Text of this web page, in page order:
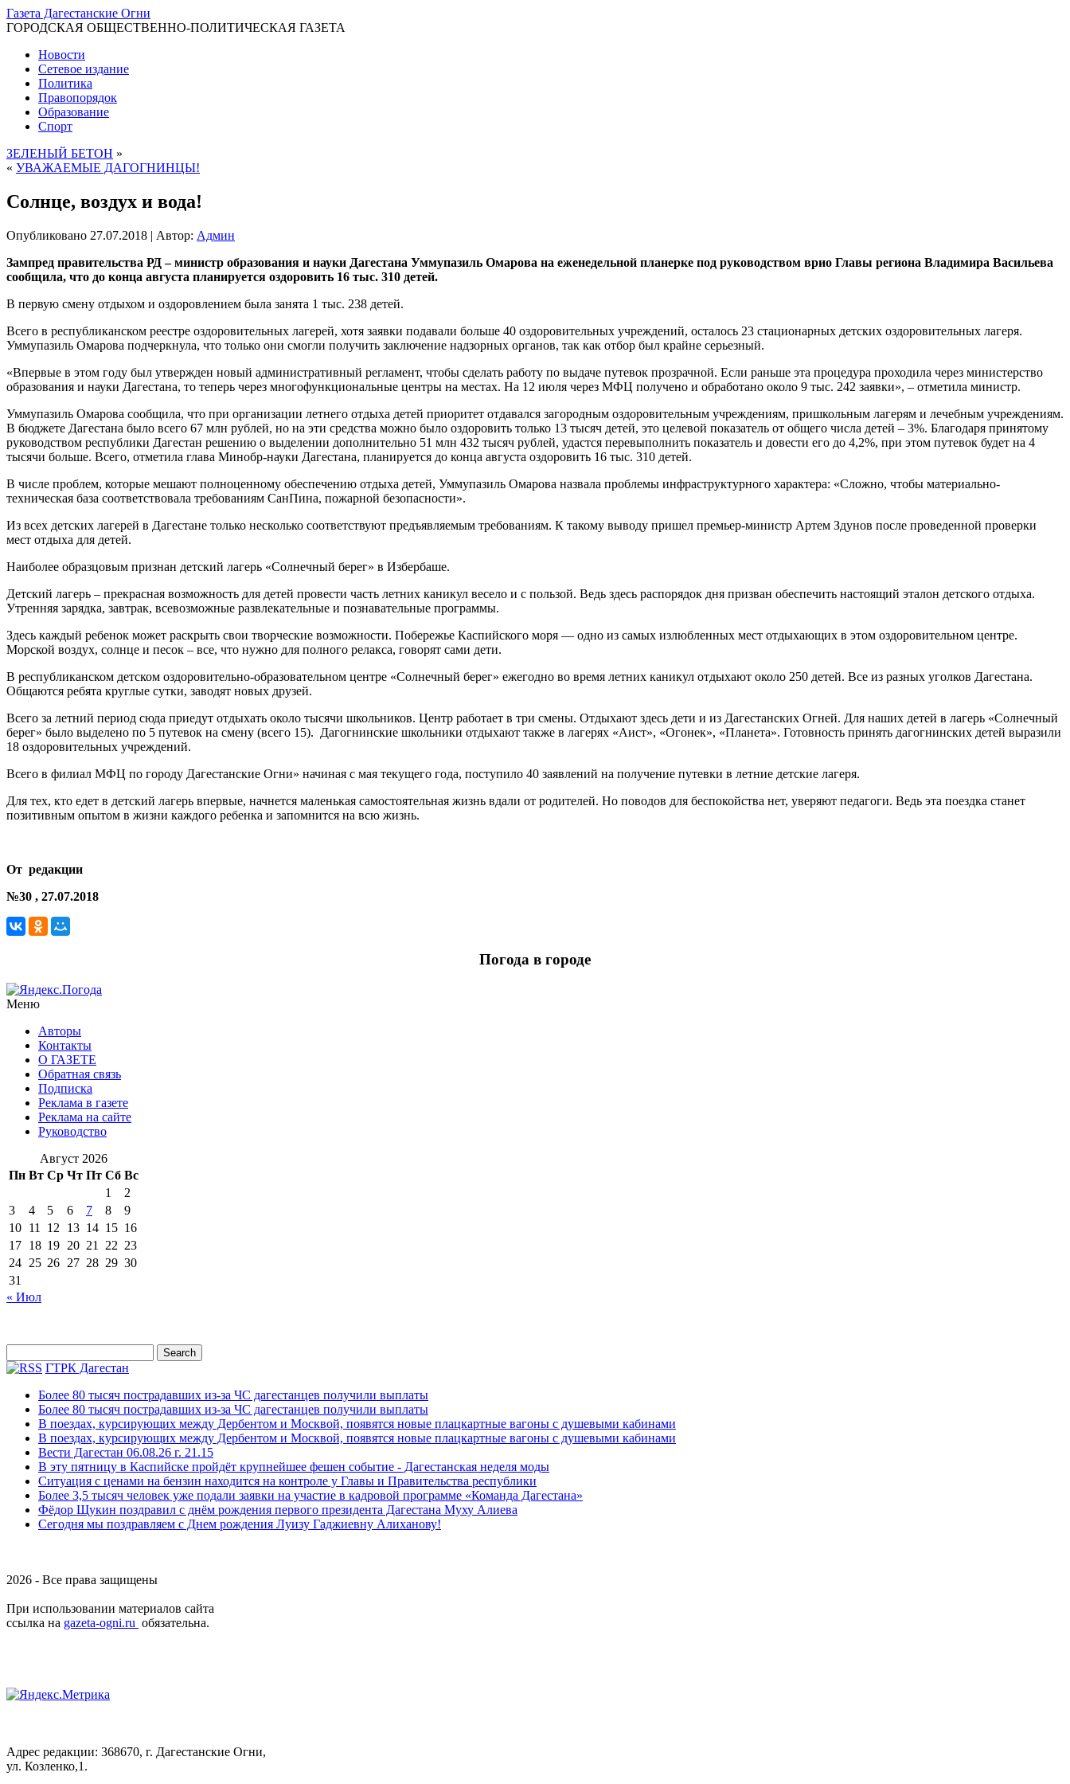
Газета Дагестанские Огни
ГОРОДСКАЯ ОБЩЕСТВЕННО-ПОЛИТИЧЕСКАЯ ГАЗЕТА
Новости
Сетевое издание
Политика
Правопорядок
Образование
Спорт
ЗЕЛЕНЫЙ БЕТОН »
« УВАЖАЕМЫЕ ДАГОГНИНЦЫ!
Солнце, воздух и вода!
Опубликовано 27.07.2018 | Автор: Админ
Зампред правительства РД – министр образования и науки Дагестана Уммупазиль Омарова на еженедельной планерке под руководством врио Главы региона Владимира Васильева
сообщила, что до конца августа планируется оздоровить 16 тыс. 310 детей.
В первую смену отдыхом и оздоровлением была занята 1 тыс. 238 детей.
Всего в республиканском реестре оздоровительных лагерей, хотя заявки подавали больше 40 оздоровительных учреждений, осталось 23 стационарных детских оздоровительных лагеря.
Уммупазиль Омарова подчеркнула, что только они смогли получить заключение надзорных органов, так как отбор был крайне серьезный.
«Впервые в этом году был утвержден новый административный регламент, чтобы сделать работу по выдаче путевок прозрачной. Если раньше эта процедура проходила через министерство
образования и науки Дагестана, то теперь через многофункциональные центры на местах. На 12 июля через МФЦ получено и обработано около 9 тыс. 242 заявки», – отметила министр.
Уммупазиль Омарова сообщила, что при организации летнего отдыха детей приоритет отдавался загородным оздоровительным учреждениям, пришкольным лагерям и лечебным учреждениям.
В бюджете Дагестана было всего 67 млн рублей, но на эти средства можно было оздоровить только 13 тысяч детей, это целевой показатель от общего числа детей – 3%. Благодаря принятому
руководством республики Дагестан решению о выделении дополнительно 51 млн 432 тысяч рублей, удастся перевыполнить показатель и довести его до 4,2%, при этом путевок будет на 4
тысячи больше. Всего, отметила глава Минобр-науки Дагестана, планируется до конца августа оздоровить 16 тыс. 310 детей.
В числе проблем, которые мешают полноценному обеспечению отдыха детей, Уммупазиль Омарова назвала проблемы инфраструктурного характера: «Сложно, чтобы материально-
техническая база соответствовала требованиям СанПина, пожарной безопасности».
Из всех детских лагерей в Дагестане только несколько соответствуют предъявляемым требованиям. К такому выводу пришел премьер-министр Артем Здунов после проведенной проверки
мест отдыха для детей.
Наиболее образцовым признан детский лагерь «Солнечный берег» в Избербаше.
Детский лагерь – прекрасная возможность для детей провести часть летних каникул весело и с пользой. Ведь здесь распорядок дня призван обеспечить настоящий эталон детского отдыха.
Утренняя зарядка, завтрак, всевозможные развлекательные и познавательные программы.
Здесь каждый ребенок может раскрыть свои творческие возможности. Побережье Каспийского моря — одно из самых излюбленных мест отдыхающих в этом оздоровительном центре.
Морской воздух, солнце и песок – все, что нужно для полного релакса, говорят сами дети.
В республиканском детском оздоровительно-образовательном центре «Солнечный берег» ежегодно во время летних каникул отдыхают около 250 детей. Все из разных уголков Дагестана.
Общаются ребята круглые сутки, заводят новых друзей.
Всего за летний период сюда приедут отдыхать около тысячи школьников. Центр работает в три смены. Отдыхают здесь дети и из Дагестанских Огней. Для наших детей в лагерь «Солнечный
берег» было выделено по 5 путевок на смену (всего 15). Дагогнинские школьники отдыхают также в лагерях «Аист», «Огонек», «Планета». Готовность принять дагогнинских детей выразили
18 оздоровительных учреждений.
Всего в филиал МФЦ по городу Дагестанские Огни» начиная с мая текущего года, поступило 40 заявлений на получение путевки в летние детские лагеря.
Для тех, кто едет в детский лагерь впервые, начнется маленькая самостоятельная жизнь вдали от родителей. Но поводов для беспокойства нет, уверяют педагоги. Ведь эта поездка станет
позитивным опытом в жизни каждого ребенка и запомнится на всю жизнь.
От редакции
№30 , 27.07.2018
Погода в городе
Меню
Авторы
Контакты
О ГАЗЕТЕ
Обратная связь
Подписка
Реклама в газете
Реклама на сайте
Руководство
Август 2026
Пн Вт Ср Чт Пт Сб Вс
1
2
3
4 5 6 7 8
9
10 11 12 13 14 15 16
17 18 19 20 21 22 23
24 25 26 27 28 29 30
31
« Июл
ГТРК Дагестан
Более 80 тысяч пострадавших из-за ЧС дагестанцев получили выплаты
Более 80 тысяч пострадавших из-за ЧС дагестанцев получили выплаты
В поездах, курсирующих между Дербентом и Москвой, появятся новые плацкартные вагоны с душевыми кабинами
В поездах, курсирующих между Дербентом и Москвой, появятся новые плацкартные вагоны с душевыми кабинами
Вести Дагестан 06.08.26 г. 21.15
В эту пятницу в Каспийске пройдёт крупнейшее фешен событие - Дагестанская неделя моды
Ситуация с ценами на бензин находится на контроле у Главы и Правительства республики
Более 3,5 тысяч человек уже подали заявки на участие в кадровой программе «Команда Дагестана»
Фёдор Щукин поздравил с днём рождения первого президента Дагестана Муху Алиева
Сегодня мы поздравляем с Днем рождения Луизу Гаджиевну Алиханову!
2026 - Все права защищены
При использовании материалов сайта
ссылка на gazeta-ogni.ru обязательна.
Адрес редакции: 368670, г. Дагестанские Огни,
ул. Козленко,1.